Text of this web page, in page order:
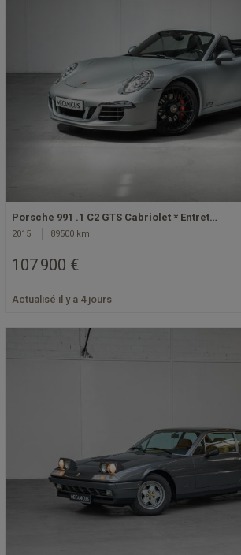
Porsche 991 .1 C2 GTS Cabriolet * Entret…
2015 89500 km
107 900 €
Actualisé il y a 4 jours